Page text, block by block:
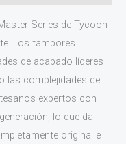
Series de Tycoon
Los tambores
de acabado líderes
las complejidades del
expertos con
lo que da
original e